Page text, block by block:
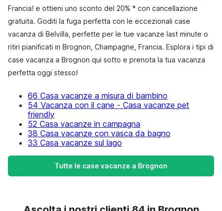
Francia! e ottieni uno sconto del 20% * con cancellazione
gratuita. Goditi la fuga perfetta con le eccezionali case
vacanza di Belvilla, perfette per le tue vacanze last minute o
ritiri pianificati in Brognon, Champagne, Francia. Esplora i tipi di
case vacanza a Brognon qui sotto e prenota la tua vacanza
perfetta oggi stesso!
66 Casa vacanze a misura di bambino
54 Vacanza con il cane - Casa vacanze pet
friendly
52 Casa vacanze in campagna
38 Casa vacanze con vasca da bagno
33 Casa vacanze sul lago
Tutte le case vacanze a Brognon